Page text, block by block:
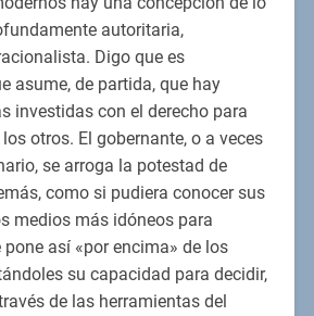
autoritaria,
Digo que es
asume, de partida, que hay
investidas con el derecho para
otros. El gobernante, o a veces
se arroga la potestad de
como si pudiera conocer sus
medios más idóneos para
así «por encima» de los
su capacidad para decidir,
de las herramientas del